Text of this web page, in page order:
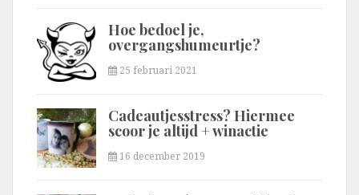
Hoe bedoel je,
overgangshumeurtje?
25 februari 2021
Cadeautjesstress? Hiermee
scoor je altijd + winactie
16 december 2019